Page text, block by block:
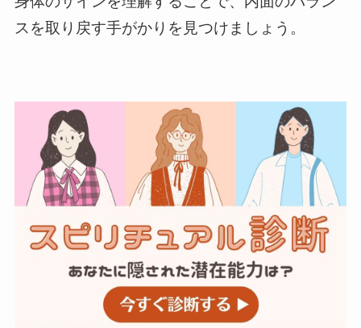
スを取り戻す手がかりを見つけましょう。